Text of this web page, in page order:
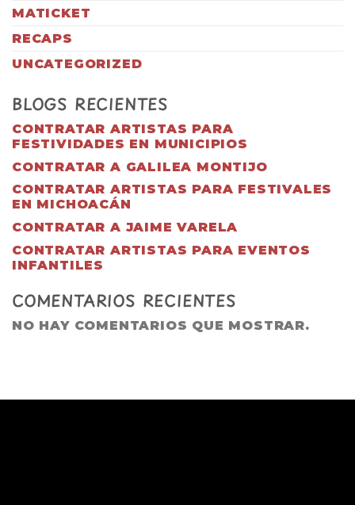
MATICKET
RECAPS
UNCATEGORIZED
BLOGS RECIENTES
CONTRATAR ARTISTAS PARA
FESTIVIDADES EN MUNICIPIOS
CONTRATAR A GALILEA MONTIJO
CONTRATAR ARTISTAS PARA FESTIVALES
EN MICHOACÁN
CONTRATAR A JAIME VARELA
CONTRATAR ARTISTAS PARA EVENTOS
INFANTILES
COMENTARIOS RECIENTES
NO HAY COMENTARIOS QUE MOSTRAR.